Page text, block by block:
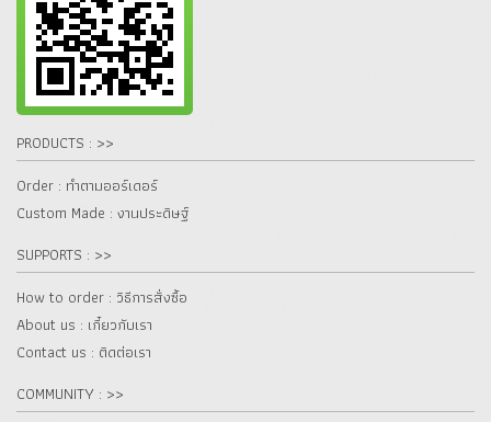
PRODUCTS : >>
Order : ทำตามออร์เดอร์
Custom Made : งานประดิษฐ์
SUPPORTS : >>
How to order : วิธีการสั่งซื้อ
About us : เกี๋ยวกับเรา
Contact us : ติดต่อเรา
COMMUNITY : >>